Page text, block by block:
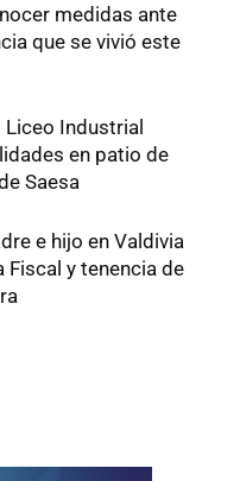
medidas ante
que se vivió este
Industrial
en patio de
Saesa
e hijo en Valdivia
Fiscal y tenencia de